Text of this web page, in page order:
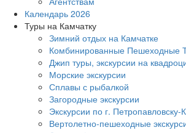
Календарь 2026
Туры на Камчатку
Зимний отдых на Камчатке
Комбинированные Пешеходные
Джип туры, экскурсии на
Морские экскурсии
Сплавы с рыбалкой
Загородные экскурсии
Экскурсии по г. Петропавловску-
Вертолетно-пешеходные